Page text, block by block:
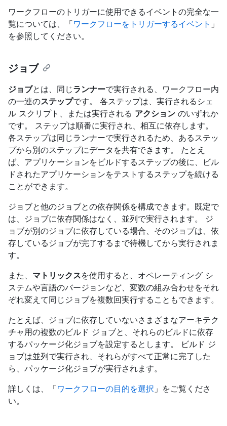
ワークフローのトリガーに使用できるイベントの完全な一
覧については、「ワークフローをトリガーするイベント 」
を参照してください。
ジョブ
ジョブとは、同じランナーで実行される、ワークフロー内
の一連のステップです。 各ステップは、実行されるシェ
ル スクリプト、または実行される アクション のいずれか
です。 ステップは順番に実行され、相互に依存します。
各ステップは同じランナーで実行されるため、あるステッ
プから別のステップにデータを共有できます。 たとえ
ば、アプリケーションをビルドするステップの後に、ビル
ドされたアプリケーションをテストするステップを続ける
ことができます。
ジョブと他のジョブとの依存関係を構成できます。既定で
は、ジョブに依存関係はなく、並列で実行されます。 ジ
ョブが別のジョブに依存している場合、そのジョブは、依
存しているジョブが完了するまで待機してから実行されま
す。
また、 マトリックスを使用すると、オペレーティング シ
ステムや言語のバージョンなど、変数の組み合わせをそれ
ぞれ変えて同じジョブを複数回実行することもできます。
たとえば、ジョブに依存していないさまざまなアーキテク
チャ用の複数のビルド ジョブと、それらのビルドに依存
するパッケージ化ジョブを設定するとします。 ビルド ジ
ョブは並列で実行され、それらがすべて正常に完了した
ら、パッケージ化ジョブが実行されます。
詳しくは、「ワークフローの目的を選択 」をご覧くださ
い。